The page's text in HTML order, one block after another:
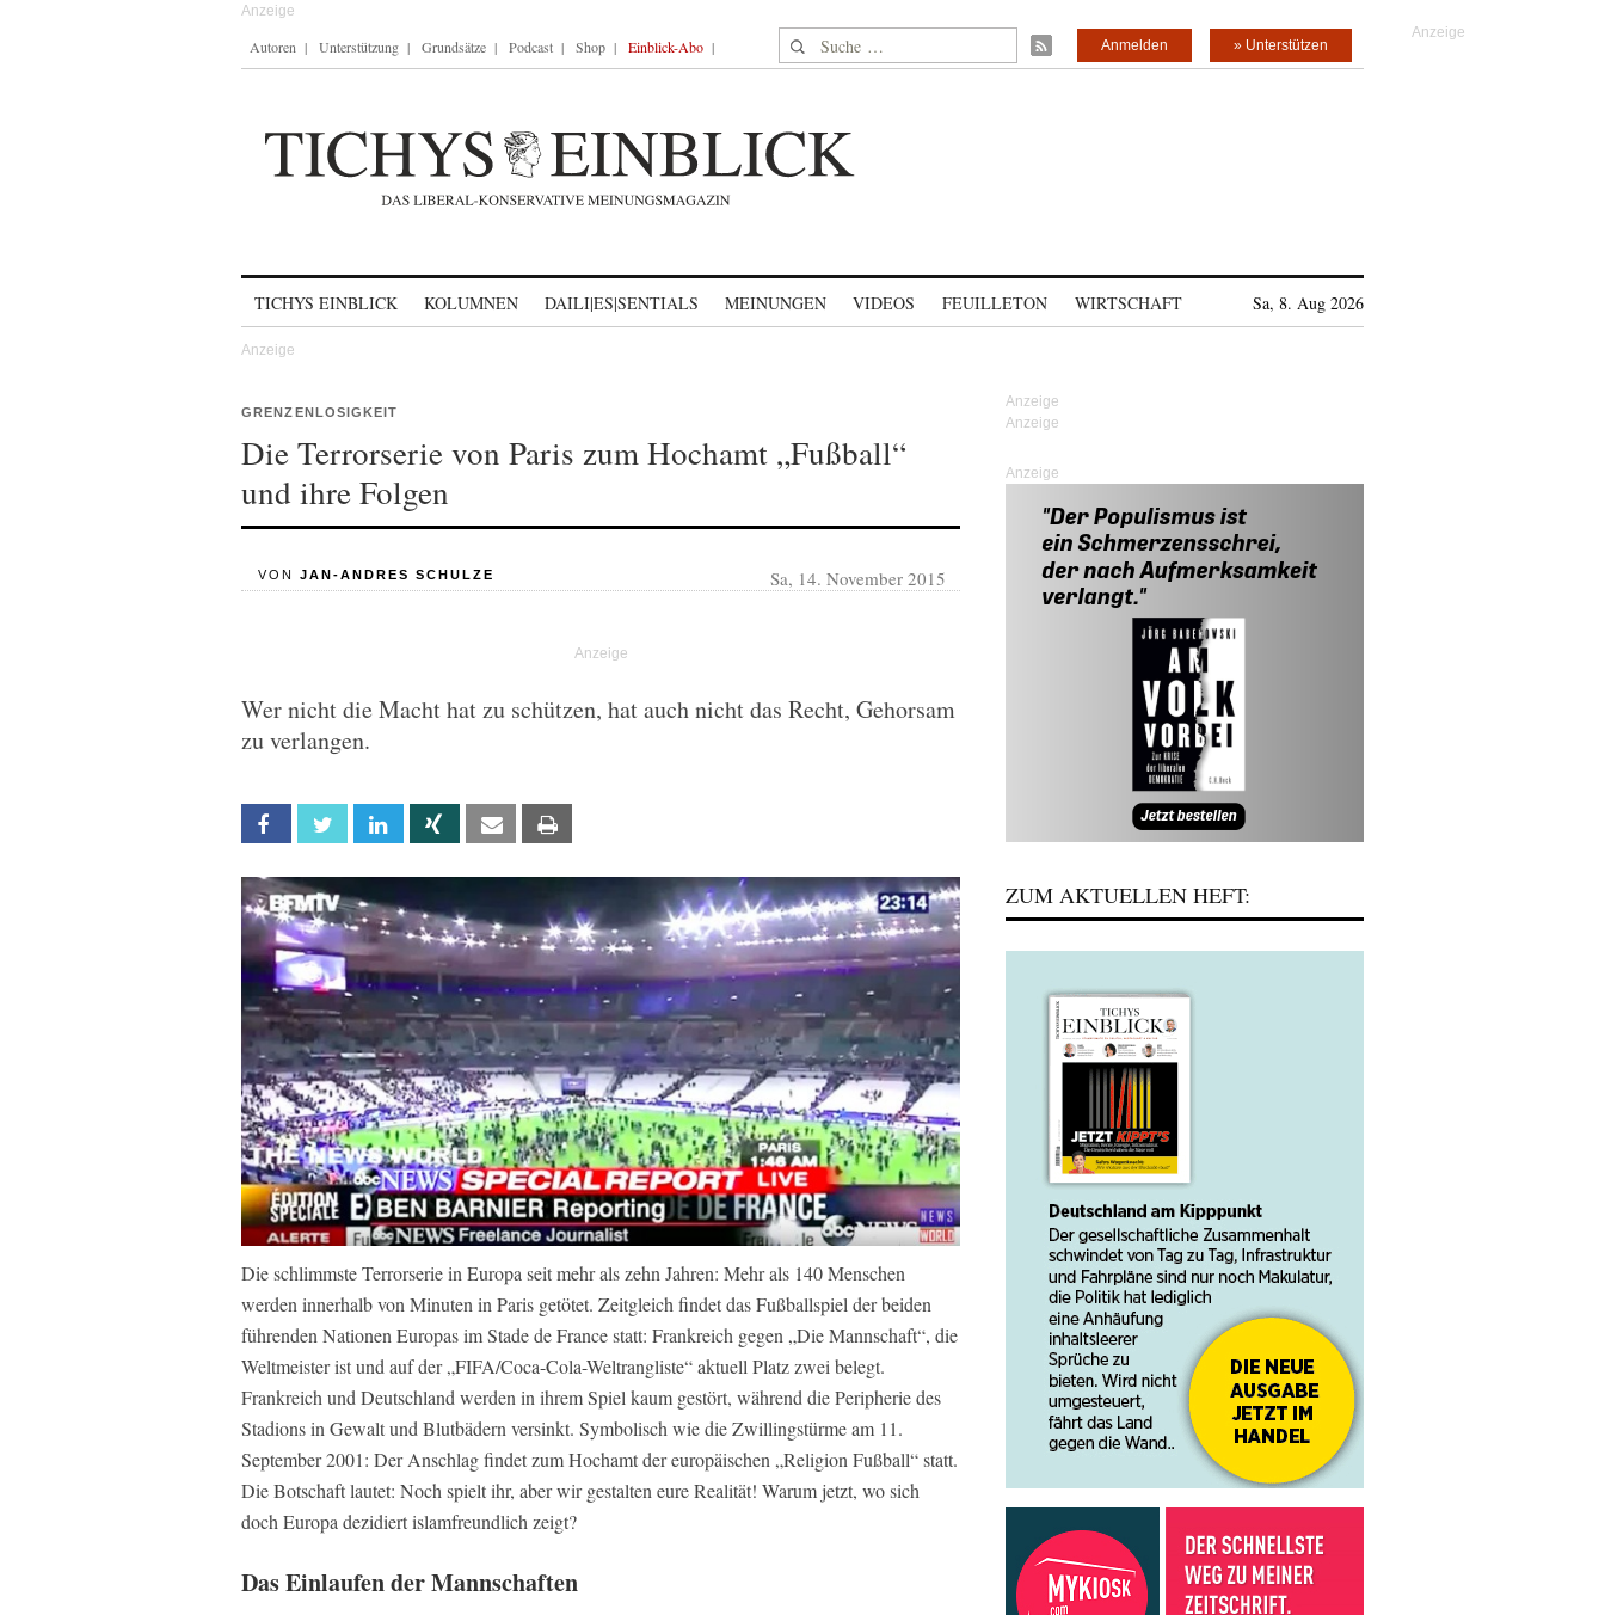
Autoren Unterstützung Grundsätze Podcast Shop Einblick-Abo Suche nach: » Unterstützen
Anmelden
TICHYS EINBLICK KOLUMNEN DAILI|ES|SENTIALS MEINUNGEN VIDEOS FEUILLETON WIRTSCHAFT Sa, 8. Aug 2026
GRENZENLOSIGKEIT
Die Terrorserie von Paris zum Hochamt „Fußball“
und ihre Folgen
VON JAN-ANDRES SCHULZE Sa, 14. November 2015
Wer nicht die Macht hat zu schützen, hat auch nicht das Recht, Gehorsam
zu verlangen.
Facebook Twitter Linkedin Xing Email
Die schlimmste Terrorserie in Europa seit mehr als zehn Jahren: Mehr als 140 Menschen
werden innerhalb von Minuten in Paris getötet. Zeitgleich findet das Fußballspiel der beiden
führenden Nationen Europas im Stade de France statt: Frankreich gegen „Die Mannschaft“, die
Weltmeister ist und auf der „FIFA/Coca-Cola-Weltrangliste“ aktuell Platz zwei belegt.
Frankreich und Deutschland werden in ihrem Spiel kaum gestört, während die Peripherie des
Stadions in Gewalt und Blutbädern versinkt. Symbolisch wie die Zwillingstürme am 11.
September 2001: Der Anschlag findet zum Hochamt der europäischen „Religion Fußball“ statt.
Die Botschaft lautet: Noch spielt ihr, aber wir gestalten eure Realität! Warum jetzt, wo sich
doch Europa dezidiert islamfreundlich zeigt?
Das Einlaufen der Mannschaften
Anzeige
ZUM AKTUELLEN HEFT: